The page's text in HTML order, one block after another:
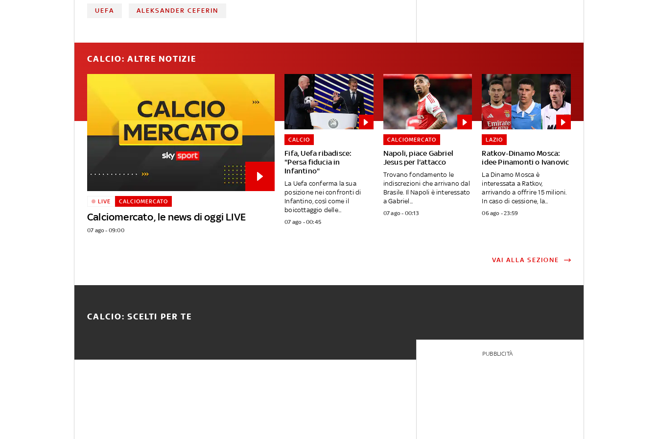
UEFA ALEKSANDER CEFERIN
CALCIO: ALTRE NOTIZIE
Calciomercato, le news di oggi LIVE
LIVE CALCIOMERCATO
07 ago - 09:00
Fifa, Uefa ribadisce:
"Persa fiducia in
Infantino"
CALCIO
La Uefa conferma la sua
posizione nei confronti di
Infantino, così come il
boicottaggio delle...
07 ago - 00:45
Napoli, piace Gabriel
Jesus per l'attacco
CALCIOMERCATO
Trovano fondamento le
indiscrezioni che arrivano dal
Brasile. Il Napoli è interessato
a Gabriel...
07 ago - 00:13
Ratkov-Dinamo Mosca:
idee Pinamonti o Ivanovic
LAZIO
La Dinamo Mosca è
interessata a Ratkov,
arrivando a offrire 15 milioni.
In caso di cessione, la...
06 ago - 23:59
VAI ALLA SEZIONE
CALCIO: SCELTI PER TE
PUBBLICITÀ